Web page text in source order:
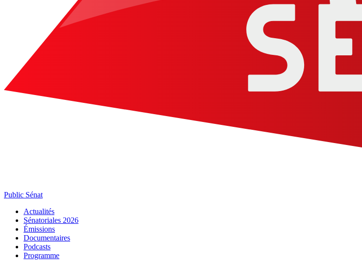
Public Sénat
Actualités
Sénatoriales 2026
Émissions
Documentaires
Podcasts
Programme